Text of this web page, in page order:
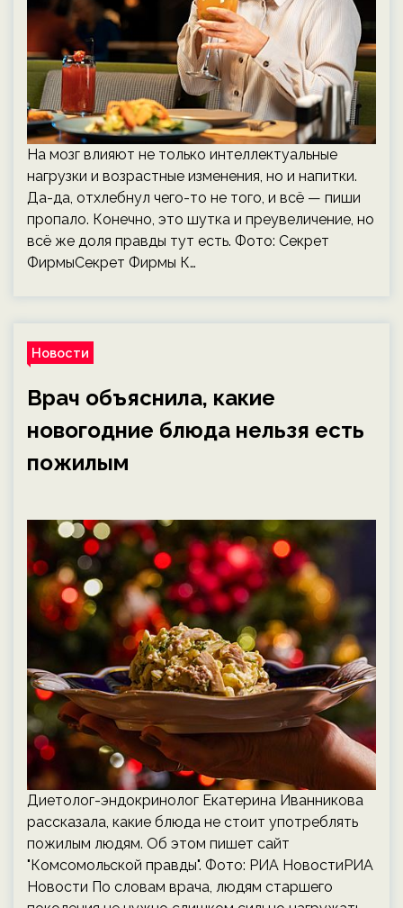
На мозг влияют не только интеллектуальные
нагрузки и возрастные изменения, но и напитки.
Да-да, отхлебнул чего-то не того, и всё — пиши
пропало. Конечно, это шутка и преувеличение, но
всё же доля правды тут есть. Фото: Секрет
ФирмыСекрет Фирмы К…
Новости
Врач объяснила, какие
новогодние блюда нельзя есть
пожилым
Диетолог-эндокринолог Екатерина Иванникова
рассказала, какие блюда не стоит употреблять
пожилым людям. Об этом пишет сайт
"Комсомольской правды". Фото: РИА НовостиРИА
Новости По словам врача, людям старшего